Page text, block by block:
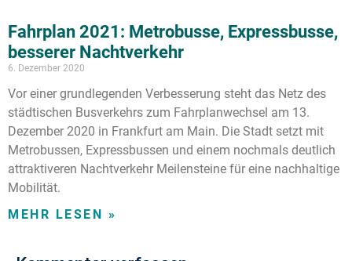
Fahrplan 2021: Metrobusse, Expressbusse,
besserer Nachtverkehr
6. Dezember 2020
Vor einer grundlegenden Verbesserung steht das Netz des
städtischen Busverkehrs zum Fahrplanwechsel am 13.
Dezember 2020 in Frankfurt am Main. Die Stadt setzt mit
Metrobussen, Expressbussen und einem nochmals deutlich
attraktiveren Nachtverkehr Meilensteine für eine nachhaltige
Mobilität.
MEHR LESEN »